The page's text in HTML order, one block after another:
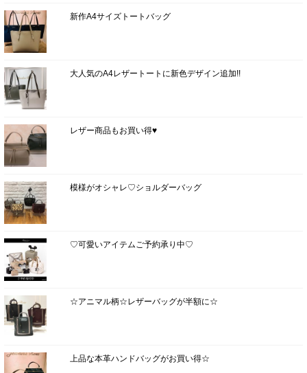
新作A4サイズトートバッグ
大人気のA4レザートートに新色デザイン追加!!
レザー商品もお買い得♥
模様がオシャレ♡ショルダーバッグ
♡可愛いアイテムご予約承り中♡
☆アニマル柄☆レザーバッグが半額に☆
上品な本革ハンドバッグがお買い得☆